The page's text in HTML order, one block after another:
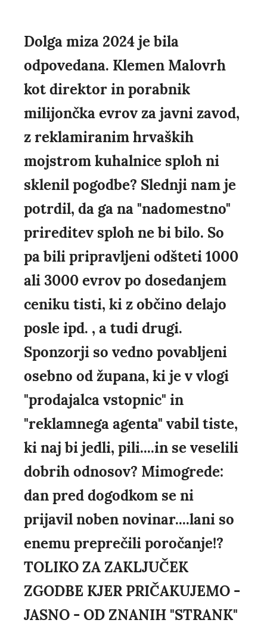
Dolga miza 2024 je bila
odpovedana. Klemen Malovrh
kot direktor in porabnik
milijončka evrov za javni zavod,
z reklamiranim hrvaških
mojstrom kuhalnice sploh ni
sklenil pogodbe? Slednji nam je
potrdil, da ga na "nadomestno"
prireditev sploh ne bi bilo. So
pa bili pripravljeni odšteti 1000
ali 3000 evrov po dosedanjem
ceniku tisti, ki z občino delajo
posle ipd. , a tudi drugi.
Sponzorji so vedno povabljeni
osebno od župana, ki je v vlogi
"prodajalca vstopnic" in
"reklamnega agenta" vabil tiste,
ki naj bi jedli, pili....in se veselili
dobrih odnosov? Mimogrede:
dan pred dogodkom se ni
prijavil noben novinar....lani so
enemu preprečili poročanje!?
TOLIKO ZA ZAKLJUČEK
ZGODBE KJER PRIČAKUJEMO -
JASNO - OD ZNANIH "STRANK"